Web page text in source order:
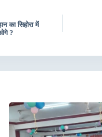
का सिहोरा में
?